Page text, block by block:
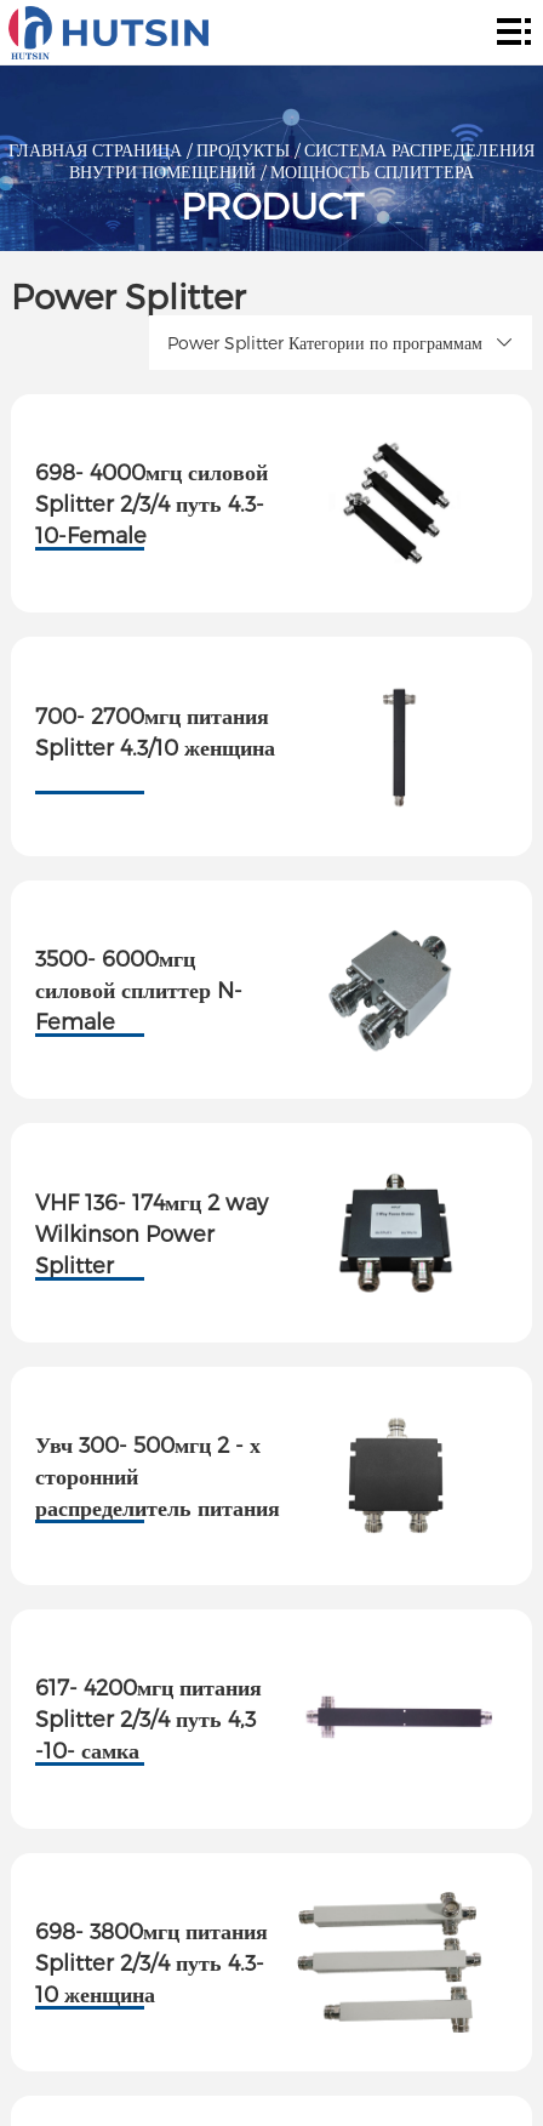
Главная
О
нас
Решения
Сообщение
контакты
ГЛАВНАЯ СТРАНИЦА /ПРОДУКТЫ /СИСТЕМА РАСПРЕДЕЛЕНИЯ
ВНУТРИ ПОМЕЩЕНИЙ/МОЩНОСТЬ СПЛИТТЕРА
PRODUCT
Power Splitter
Power Splitter Категории по программам
698- 4000мгц силовой
Splitter 2/3/4 путь 4.3-
10-Female
700- 2700мгц питания
Splitter 4.3/10 женщина
3500- 6000мгц
силовой сплиттер N-
Female
VHF 136- 174мгц 2 way
Wilkinson Power
Splitter
Увч 300- 500мгц 2 - х
сторонний
распределитель питания
617- 4200мгц питания
Splitter 2/3/4 путь 4,3
-10- самка
698- 3800мгц питания
Splitter 2/3/4 путь 4.3-
10 женщина